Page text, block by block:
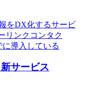
サービス